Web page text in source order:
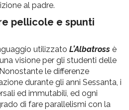
al padre.
pellicole e spunti
utilizzato L’Albatross è
visione per gli studenti delle
le differenze
durante gli anni Sessanta, i
ed immutabili, ed ogni
di fare parallelismi con la